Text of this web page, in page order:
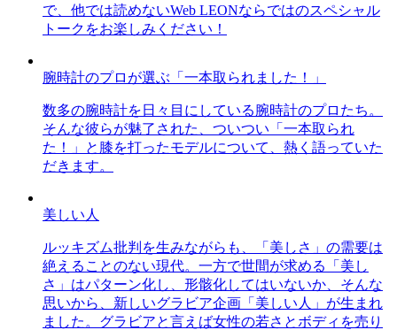
で、他では読めないWeb LEONならではのスペシャル
トークをお楽しみください！
腕時計のプロが選ぶ「一本取られました！」
数多の腕時計を日々目にしている腕時計のプロたち。
そんな彼らが魅了された、ついつい「一本取られ
た！」と膝を打ったモデルについて、熱く語っていた
だきます。
美しい人
ルッキズム批判を生みながらも、「美しさ」の需要は
絶えることのない現代。一方で世間が求める「美し
さ」はパターン化し、形骸化してはいないか、そんな
思いから、新しいグラビア企画「美しい人」が生まれ
ました。グラビアと言えば女性の若さとボディを売り